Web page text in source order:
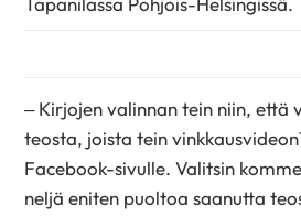
– Kirjojen valinnan tein niin, että
teosta, joista tein
Facebook-sivulle. Valitsin
neljä eniten puoltoa saanutta